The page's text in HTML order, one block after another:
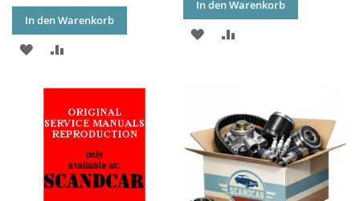
In den Warenkorb
ZUR
In den Warenkorb
ZUR